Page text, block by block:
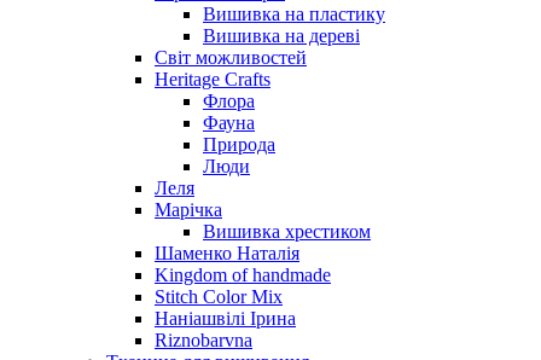
Вишивка на пластику
Вишивка на дереві
Світ можливостей
Heritage Crafts
Флора
Фауна
Природа
Люди
Леля
Марічка
Вишивка хрестиком
Шаменко Наталія
Kingdom of handmade
Stitch Color Mix
Наніашвілі Ірина
Riznobarvna